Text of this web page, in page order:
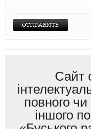
Сайт
повного
іншого